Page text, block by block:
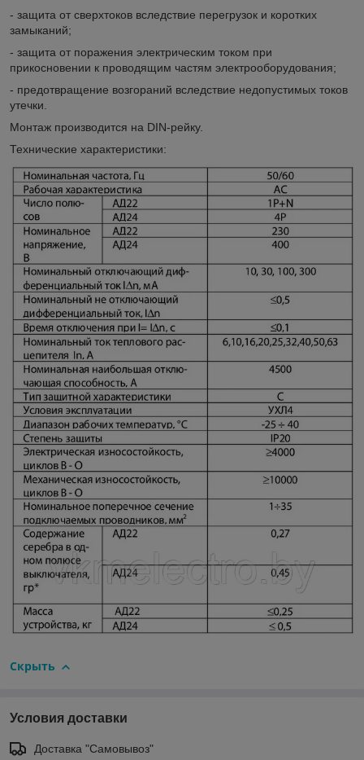
- защита от сверхтоков вследствие перегрузок и коротких
замыканий;
- защита от поражения электрическим током при
прикосновении к проводящим частям электрооборудования;
- предотвращение возгораний вследствие недопустимых токов
утечки.
Монтаж производится на DIN-рейку.
Технические характеристики:
Скрыть
Условия доставки
Доставка "Самовывоз"